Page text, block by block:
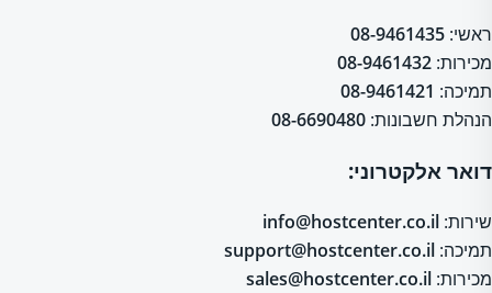
ראשי: 08-9461435
מכירות: 08-9461432
תמיכה: 08-9461421
הנהלת חשבונות: 08-6690480
דואר אלקטרוני:
שירות: info@hostcenter.co.il
תמיכה: support@hostcenter.co.il
מכירות: sales@hostcenter.co.il